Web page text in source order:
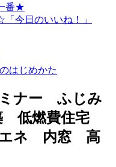
番★
今日のいいね！」
はじめかた
ナー ふじみ
低燃費住宅
エネ 内窓 高